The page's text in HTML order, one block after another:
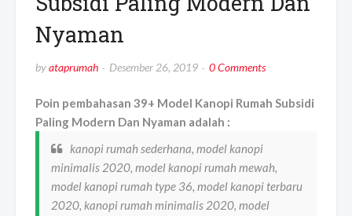
Nyaman
byataprumah Desember 26, 2019 0 Comments
Poin pembahasan 39+ Model Kanopi Rumah Subsidi
Paling Modern Dan Nyaman adalah :
kanopi rumah sederhana, model kanopi
minimalis 2020, model kanopi rumah mewah,
model kanopi rumah type 36, model kanopi terbaru
2020, kanopi rumah minimalis 2020, model